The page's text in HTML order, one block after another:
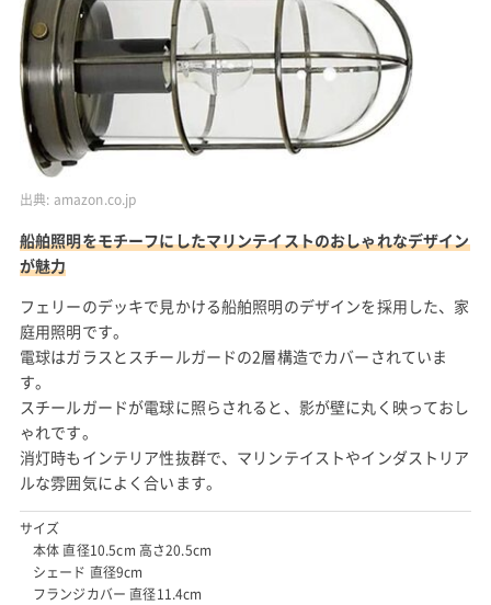
出典: amazon.co.jp
船舶照明をモチーフにしたマリンテイストのおしゃれなデザイン
が魅力
フェリーのデッキで見かける船舶照明のデザインを採用した、家
庭用照明です。
電球はガラスとスチールガードの2層構造でカバーされていま
す。
スチールガードが電球に照らされると、影が壁に丸く映っておし
ゃれです。
消灯時もインテリア性抜群で、マリンテイストやインダストリア
ルな雰囲気によく合います。
サイズ
本体 直径10.5cm 高さ20.5cm
シェード 直径9cm
フランジカバー 直径11.4cm